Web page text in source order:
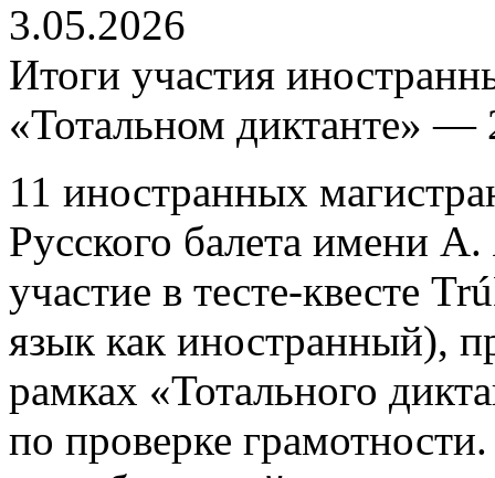
3.05.2026
Итоги участия
«Тотальном диктанте» —
11 иностранных
Русского балета имени
участие в тесте-квесте
язык как иностранный),
рамках «Тотального
по проверке